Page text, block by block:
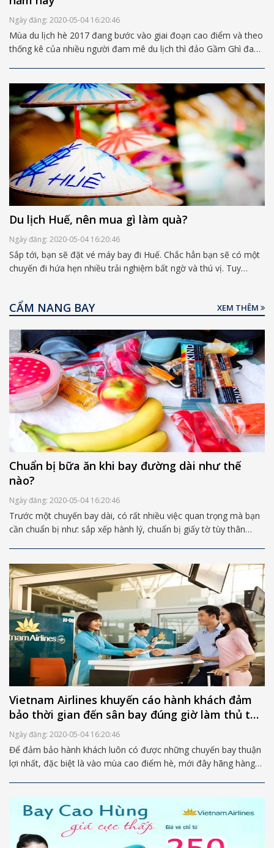
Ngày đăng: 2020-05-04 16:20:46
Mùa du lịch hè 2017 đang bước vào giai đoạn cao điểm và theo
thống kê của nhiều người đam mê du lịch thì đảo Gầm Ghì đang
trở nên thân quen hơn nếu các bạn tham khảo ngay những
thông tin được chia sẻ ở bài viết dưới đây
Du lịch Huế, nên mua gì làm quà?
Ngày đăng: 2020-05-04 16:20:46
Sắp tới, bạn sẽ đặt vé máy bay đi Huế. Chắc hẳn bạn sẽ có một
chuyến đi hứa hẹn nhiều trải nghiệm bất ngờ và thú vị. Tuy
đây nhé.
CẨM NANG BAY XEM THÊM
Chuẩn bị bữa ăn khi bay đường dài như thế
nào?
Ngày đăng: 2020-05-04 16:20:46
Trước một chuyến bay dài, có rất nhiều việc quan trọng mà bạn
cần chuẩn bị như: sắp xếp hành lý, chuẩn bị giấy tờ tùy thân
chính là chuẩn bị đồ ăn trong chuyến bay.
Vietnam Airlines khuyến cáo hành khách đảm
bảo thời gian đến sân bay đúng giờ làm thủ tục
trong mùa cao điểm Hè 2017
Ngày đăng: 2020-05-04 16:20:46
Để đảm bảo hành khách luôn có được những chuyến bay thuận
lợi nhất, đặc biệt là vào mùa cao điểm hè, mới đây hãng hàng
biết thông tin chi tiết về khuyến cáo này của Vietnam Airlines,